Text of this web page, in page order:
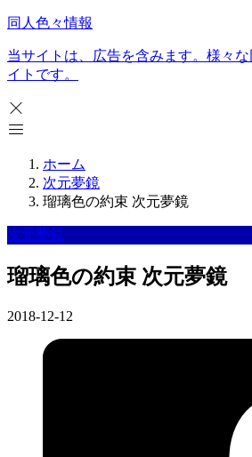
同人色々情報
当サイトは、広告を含みます。様々
イトです。
ホーム
次元夢鏡
瑠璃色の約束 次元夢鏡
次元夢鏡
瑠璃色の約束 次元夢鏡
2018-12-12